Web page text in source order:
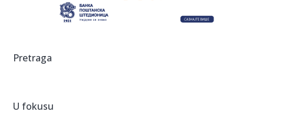
23:53:Održive navike počinju malim izborima koje pravimo
formate
23:52:
Pretraga
U fokusu